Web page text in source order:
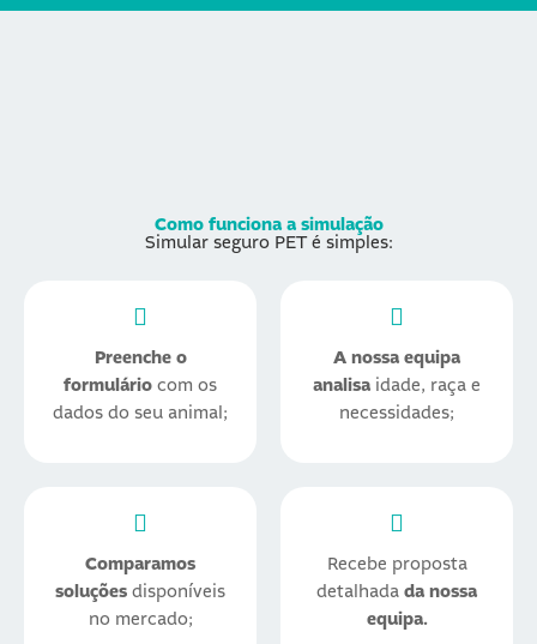
Como funciona a simulação
Simular seguro PET é simples:
Preenche o
formulário com os
dados do seu animal;
A nossa equipa
analisa idade, raça e
necessidades;
Comparamos
soluções disponíveis
no mercado;
Recebe proposta
detalhada da nossa
equipa.